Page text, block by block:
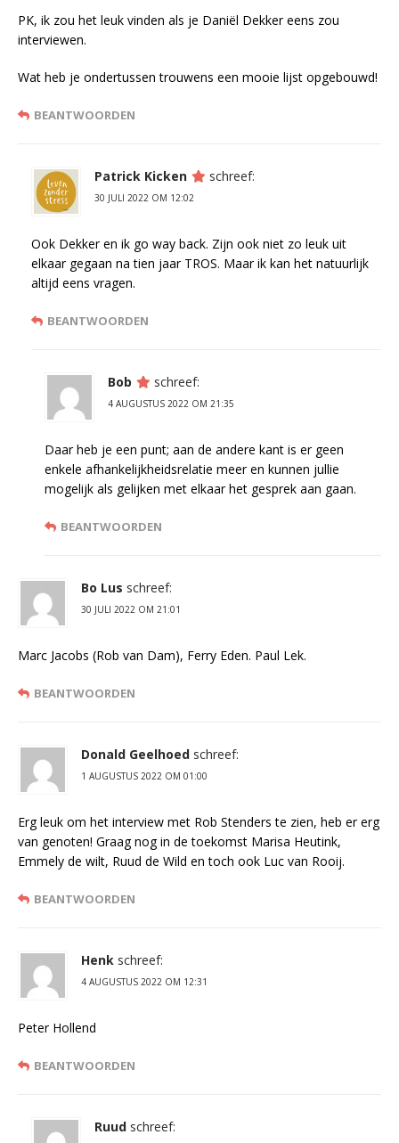
PK, ik zou het leuk vinden als je Daniël Dekker eens zou
interviewen.
Wat heb je ondertussen trouwens een mooie lijst opgebouwd!
BEANTWOORDEN
Patrick Kicken schreef:
30 JULI 2022 OM 12:02
Ook Dekker en ik go way back. Zijn ook niet zo leuk uit
elkaar gegaan na tien jaar TROS. Maar ik kan het natuurlijk
altijd eens vragen.
BEANTWOORDEN
Bob schreef:
4 AUGUSTUS 2022 OM 21:35
Daar heb je een punt; aan de andere kant is er geen
enkele afhankelijkheidsrelatie meer en kunnen jullie
mogelijk als gelijken met elkaar het gesprek aan gaan.
BEANTWOORDEN
Bo Lus schreef:
30 JULI 2022 OM 21:01
Marc Jacobs (Rob van Dam), Ferry Eden. Paul Lek.
BEANTWOORDEN
Donald Geelhoed schreef:
1 AUGUSTUS 2022 OM 01:00
Erg leuk om het interview met Rob Stenders te zien, heb er erg
van genoten! Graag nog in de toekomst Marisa Heutink,
Emmely de wilt, Ruud de Wild en toch ook Luc van Rooij.
BEANTWOORDEN
Henk schreef:
4 AUGUSTUS 2022 OM 12:31
Peter Hollend
BEANTWOORDEN
Ruud schreef: